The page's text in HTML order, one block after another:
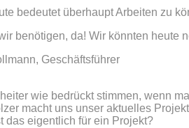
bedeutet überhaupt Arbeiten zu
benötigen, da! Wir könnten heute
Geschäftsführer
wie bedrückt stimmen, wenn
macht uns unser aktuelles
das eigentlich für ein Projekt?